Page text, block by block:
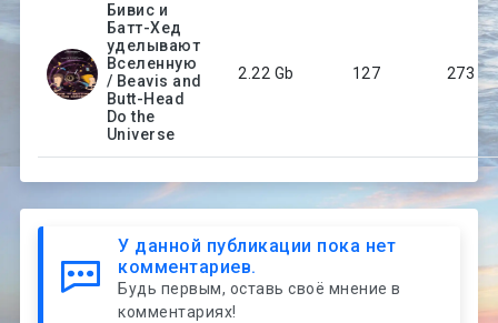
Бивис и
Батт-Хед
уделывают
Вселенную
/ Beavis and
Butt-Head
Do the
Universe
2.22 Gb 127 273
У данной публикации пока нет
комментариев.
Будь первым, оставь своё мнение в
комментариях!